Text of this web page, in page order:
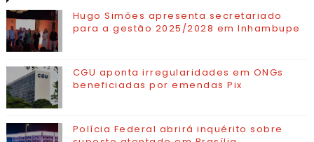
VISITADAS
Hugo Simões apresenta secretariado
para a gestão 2025/2028 em Inhambupe
CGU aponta irregularidades em ONGs
beneficiadas por emendas Pix
Polícia Federal abrirá inquérito sobre